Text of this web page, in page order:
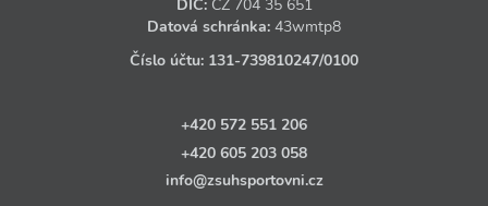
DIČ: CZ 704 35 651
Datová schránka: 43wmtp8
Číslo účtu: 131‑739810247/0100
+420 572 551 206
+420 605 203 058
info@zsuhsportovni.cz